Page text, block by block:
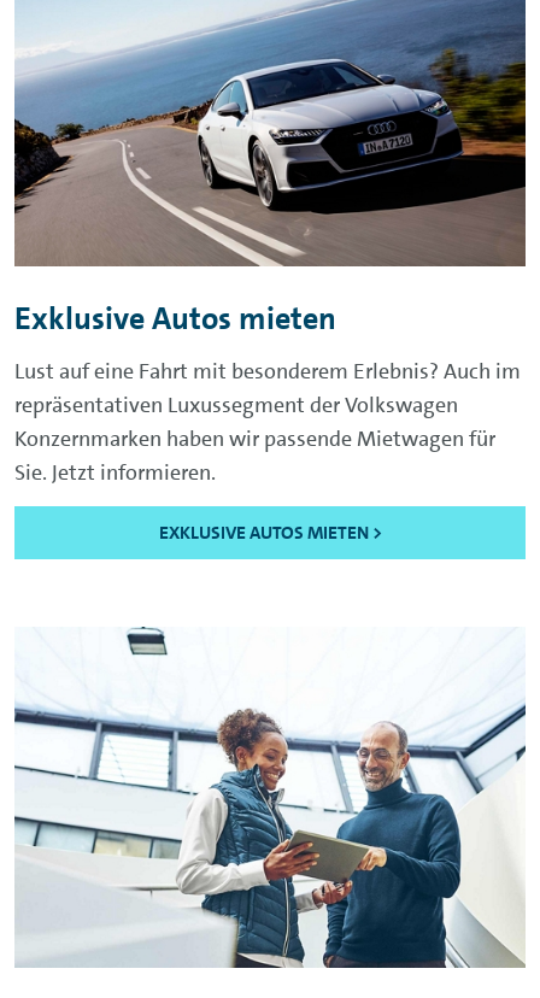
Exklusive Autos mieten
Lust auf eine Fahrt mit besonderem Erlebnis? Auch im
repräsentativen Luxussegment der Volkswagen
Konzernmarken haben wir passende Mietwagen für
Sie. Jetzt informieren.
EXKLUSIVE AUTOS MIETEN >